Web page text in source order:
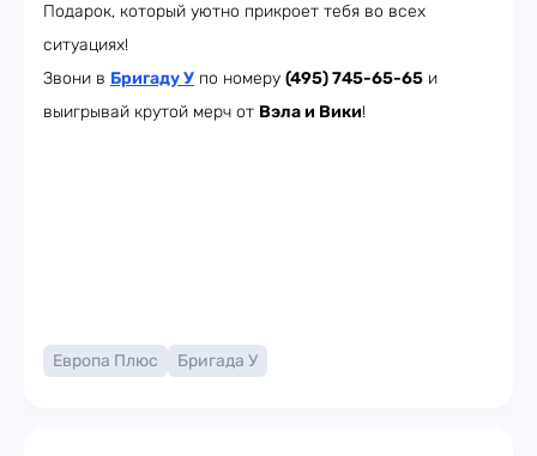
Подарок, который уютно прикроет тебя во всех
ситуациях!
Звони в Бригаду У по номеру (495) 745-65-65 и
выигрывай крутой мерч от Вэла и Вики!
Европа Плюс Бригада У